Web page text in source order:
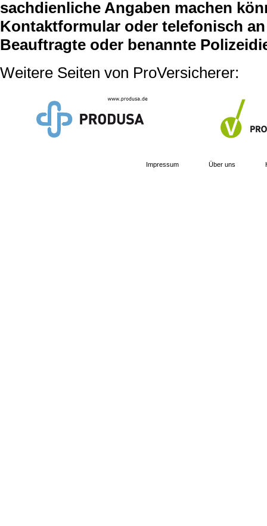
sachdienliche Angaben machen
Kontaktformular oder telefonisch
Beauftragte oder benannte
Weitere Seiten von ProVersicherer:
Impressum Über uns